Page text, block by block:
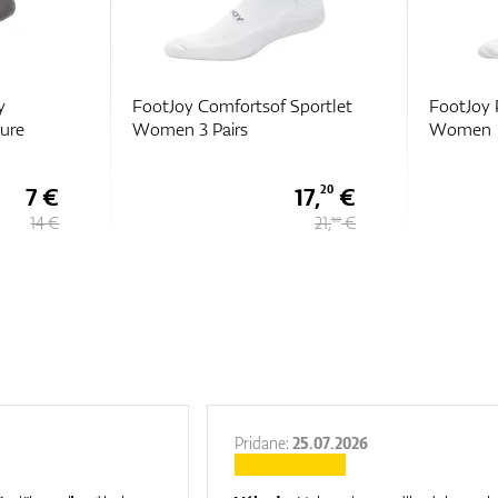
7 €
14 €
FootJoy Comfortsof Sportlet
Women 3 Pairs
17,20 €
21,50€
FootJoy
Women
Pridane:25.07.2026